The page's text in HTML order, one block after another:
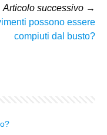
Articolo successivo →
possono essere
compiuti dal busto?